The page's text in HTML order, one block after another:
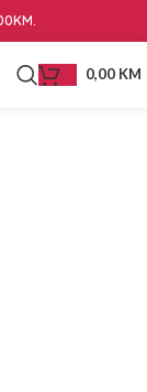
0,00 KM